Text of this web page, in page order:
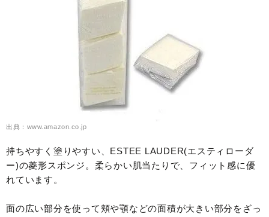
出典：www.amazon.co.jp
持ちやすく塗りやすい、ESTEE LAUDER(エスティローダ
ー)の菱形スポンジ。柔らかい肌当たりで、フィット感に優
れています。
面の広い部分を使って頬や顎などの面積が大きい部分をざっ